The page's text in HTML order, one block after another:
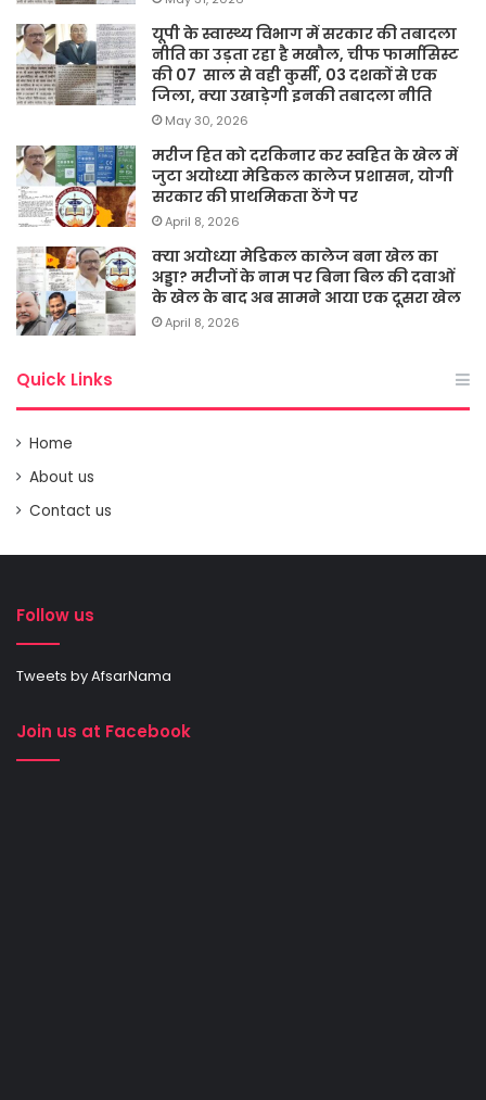
यूपी के स्वास्थ्य विभाग में सरकार की तबादला
नीति का उड़ता रहा है मखौल, चीफ फार्मासिस्ट
की 07 साल से वही कुर्सी, 03 दशकों से एक
जिला, क्या उखाड़ेगी इनकी तबादला नीति
May 30, 2026
मरीज हित को दरकिनार कर स्वहित के खेल में
जुटा अयोध्या मेडिकल कालेज प्रशासन, योगी
सरकार की प्राथमिकता ठेंगे पर
April 8, 2026
क्या अयोध्या मेडिकल कालेज बना खेल का
अड्डा? मरीजों के नाम पर बिना बिल की दवाओं
के खेल के बाद अब सामने आया एक दूसरा खेल
April 8, 2026
Quick Links
Home
About us
Contact us
Follow us
Tweets by AfsarNama
Join us at Facebook